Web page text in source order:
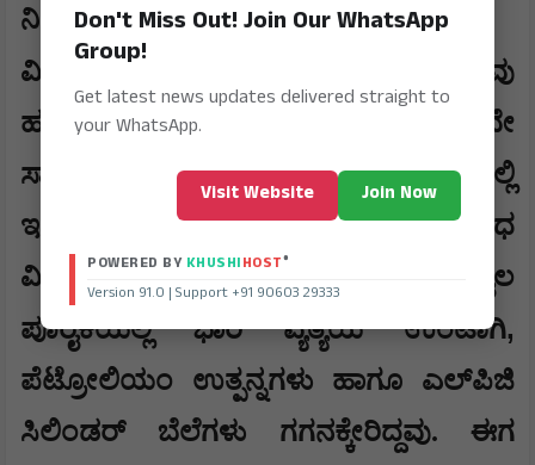
ನಿರಾಳತೆ:
ವಿಶ್ವದ ಒಟ್ಟು ಕಚ್ಚಾತೈಲದ ಶೇ.
ರಷ್ಟು ಭಾಗವು
ಹರ್ಮುಜ್ ಜಲಸಂಧಿ ಮೂಲಕವೇ
ಸಾಗಣೆಯಾಗುತ್ತದೆ. ಯುದ್ಧದ ಹಿನ್ನೆಲೆಯಲ್ಲಿ
ಇರಾನ್ ಈ ಜಲಸಂಧಿಯ ಮೇಲೆ ಕಠಿಣ ನಿರ್ಬಂಧ
ವಿಧಿಸಿತ್ತು. ಇದರಿಂದಾಗಿ ಜಾಗತಿಕವಾಗಿ ತೈಲ
ಪೂರೈಕೆಯಲ್ಲಿ ಭಾರಿ ವ್ಯತ್ಯಯ ಉಂಟಾಗಿ,
ಪೆಟ್ರೋಲಿಯಂ ಉತ್ಪನ್ನಗಳು ಹಾಗೂ ಎಲ್‌ಪಿಜಿ
ಸಿಲಿಂಡರ್ ಬೆಲೆಗಳು ಗಗನಕ್ಕೇರಿದ್ದವು. ಈಗ
Don't Miss Out! Join Our WhatsApp
Group!
Get latest news updates delivered straight to
your WhatsApp.
Visit Website Join Now
POWERED BY KHUSHIHOST®
Version 91.0 | Support +91 90603 29333